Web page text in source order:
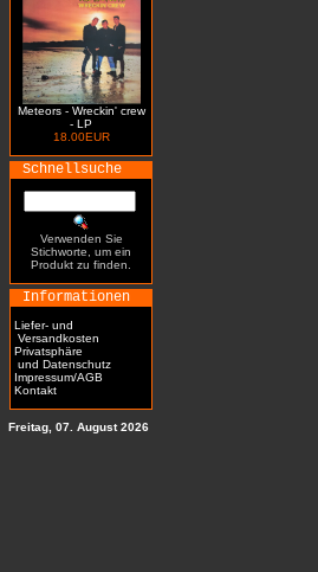
Meteors - Wreckin' crew
- LP
18.00EUR
Schnellsuche
Verwenden Sie
Stichworte, um ein
Produkt zu finden.
Informationen
Liefer- und
Versandkosten
Privatsphäre
und Datenschutz
Impressum/AGB
Kontakt
Freitag, 07. August 2026